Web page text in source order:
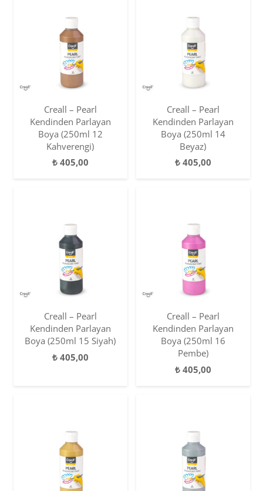
Creall – Pearl
Kendinden Parlayan
Boya (250ml 12
Kahverengi)
₺405,00
Creall – Pearl
Kendinden Parlayan
Boya (250ml 14
Beyaz)
₺405,00
Creall – Pearl
Kendinden Parlayan
Boya (250ml 15 Siyah)
₺405,00
Creall – Pearl
Kendinden Parlayan
Boya (250ml 16
Pembe)
₺405,00